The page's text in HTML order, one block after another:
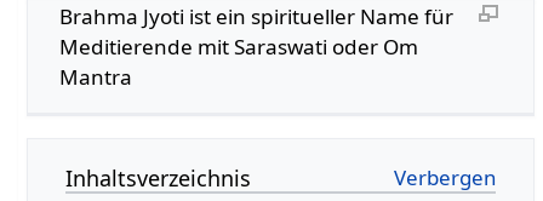
Brahma Jyoti ist ein spiritueller Name für
Meditierende mit Saraswati oder Om
Mantra
Inhaltsverzeichnis